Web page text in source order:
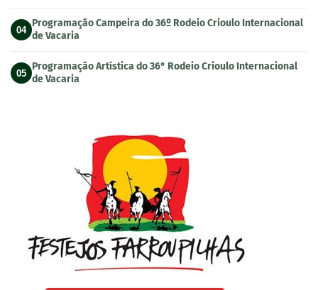
04
Programação Campeira do 36º Rodeio Crioulo Internacional
de Vacaria
05
Programação Artística do 36° Rodeio Crioulo Internacional
de Vacaria